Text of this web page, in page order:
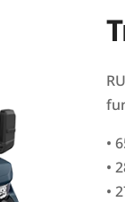
•
•
•